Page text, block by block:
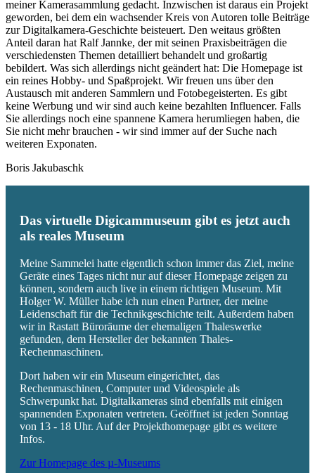
meiner Kamerasammlung gedacht. Inzwischen ist daraus ein Projekt
geworden, bei dem ein wachsender Kreis von Autoren tolle Beiträge
zur Digitalkamera-Geschichte beisteuert. Den weitaus größten
Anteil daran hat Ralf Jannke, der mit seinen Praxisbeiträgen die
verschiedensten Themen detailliert behandelt und großartig
bebildert. Was sich allerdings nicht geändert hat: Die Homepage ist
ein reines Hobby- und Spaßprojekt. Wir freuen uns über den
Austausch mit anderen Sammlern und Fotobegeisterten. Es gibt
keine Werbung und wir sind auch keine bezahlten Influencer. Falls
Sie allerdings noch eine spannene Kamera herumliegen haben, die
Sie nicht mehr brauchen - wir sind immer auf der Suche nach
weiteren Exponaten.
Boris Jakubaschk
Das virtuelle Digicammuseum gibt es jetzt auch
als reales Museum
Meine Sammelei hatte eigentlich schon immer das Ziel, meine
Geräte eines Tages nicht nur auf dieser Homepage zeigen zu
können, sondern auch live in einem richtigen Museum. Mit
Holger W. Müller habe ich nun einen Partner, der meine
Leidenschaft für die Technikgeschichte teilt. Außerdem haben
wir in Rastatt Büroräume der ehemaligen Thaleswerke
gefunden, dem Hersteller der bekannten Thales-
Rechenmaschinen.
Dort haben wir ein Museum eingerichtet, das
Rechenmaschinen, Computer und Videospiele als
Schwerpunkt hat. Digitalkameras sind ebenfalls mit einigen
spannenden Exponaten vertreten. Geöffnet ist jeden Sonntag
von 13 - 18 Uhr. Auf der Projekthomepage gibt es weitere
Infos.
Zur Homepage des µ-Museums